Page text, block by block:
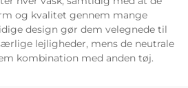
og kvalitet gennem mange
design gør dem velegnede til
lejligheder, mens de neutrale
kombination med anden tøj.